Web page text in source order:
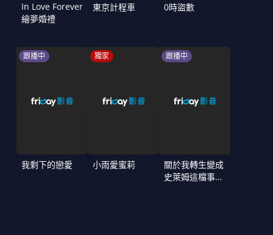
In Love Forever
繪夢婚禮
東京計程車 0時盜數
跟播中
我剩下的戀愛
獨家
小雨愛蜜莉
跟播中
關於我轉生變成
史萊姆這檔事